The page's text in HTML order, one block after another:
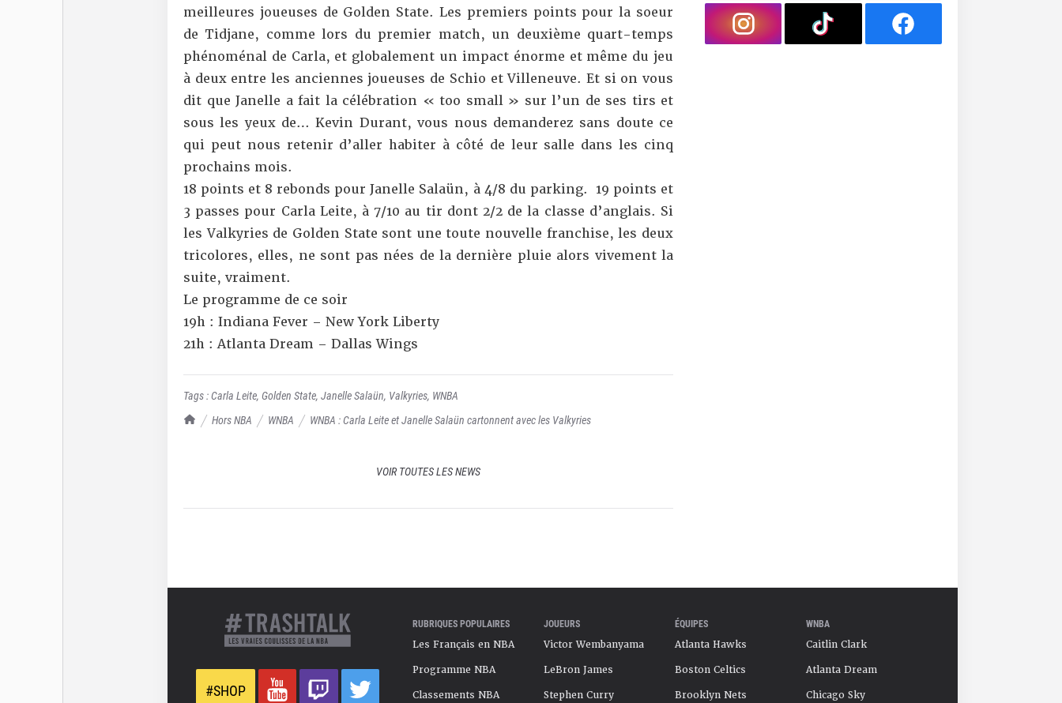
TrashTalk Actu NBA
Hors NBA WNBA WNBA : Carla Leite et Janelle Salaün cartonnent avec les Valkyries
meilleures joueuses de Golden State. Les premiers points pour la soeur
de Tidjane, comme lors du premier match, un deuxième quart-temps
phénoménal de Carla, et globalement un impact énorme et même du jeu
à deux entre les anciennes joueuses de Schio et Villeneuve. Et si on vous
dit que Janelle a fait la célébration « too small » sur l’un de ses tirs et
sous les yeux de… Kevin Durant, vous nous demanderez sans doute ce
qui peut nous retenir d’aller habiter à côté de leur salle dans les cinq
prochains mois.
18 points et 8 rebonds pour Janelle Salaün, à 4/8 du parking. 19 points et
3 passes pour Carla Leite, à 7/10 au tir dont 2/2 de la classe d’anglais. Si
les Valkyries de Golden State sont une toute nouvelle franchise, les deux
tricolores, elles, ne sont pas nées de la dernière pluie alors vivement la
suite, vraiment.
Le programme de ce soir
19h : Indiana Fever – New York Liberty
21h : Atlanta Dream – Dallas Wings
Tags :Carla Leite, Golden State, Janelle Salaün, Valkyries, WNBA
VOIR TOUTES LES NEWS
#SHOP
RUBRIQUES POPULAIRES
Les Français en NBA
Programme NBA
Classements NBA
JOUEURS
Victor Wembanyama
LeBron James
Stephen Curry
ÉQUIPES
Atlanta Hawks
Boston Celtics
Brooklyn Nets
WNBA
Caitlin Clark
Atlanta Dream
Chicago Sky